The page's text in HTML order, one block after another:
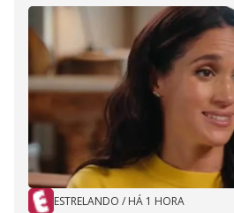
ESTRELANDO / HÁ 1 HORA